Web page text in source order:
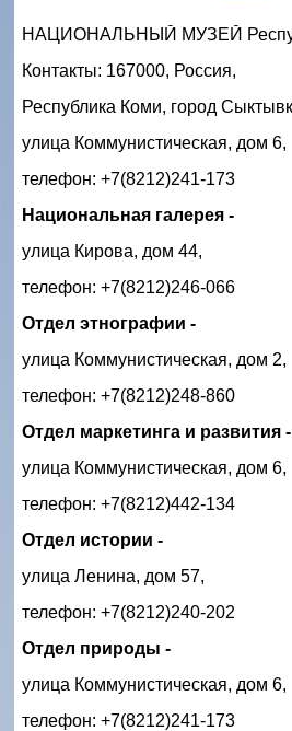
НАЦИОНАЛЬНЫЙ МУЗЕЙ
Контакты: 167000, Россия,
Республика Коми, город
улица Коммунистическая, дом 6,
телефон: +7(8212)241-173
Национальная галерея -
улица Кирова, дом 44,
телефон: +7(8212)246-066
Отдел этнографии -
улица Коммунистическая, дом 2,
телефон: +7(8212)248-860
Отдел маркетинга и развития -
улица Коммунистическая, дом 6,
телефон: +7(8212)442-134
Отдел истории -
улица Ленина, дом 57,
телефон: +7(8212)240-202
Отдел природы -
улица Коммунистическая, дом 6,
телефон: +7(8212)241-173